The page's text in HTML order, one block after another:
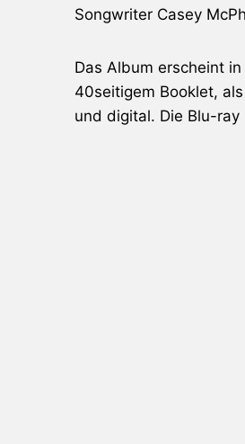
Songwriter Casey
Das Album erscheint
40seitigem Booklet,
und digital. Die Blu-